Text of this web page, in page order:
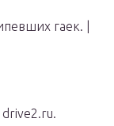
гаек. |